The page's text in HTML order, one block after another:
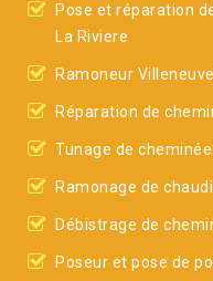
Pose et réparation
La Riviere
Ramoneur
Réparation de
Tunage de
Ramonage de
Débistrage de
Poseur et pose de